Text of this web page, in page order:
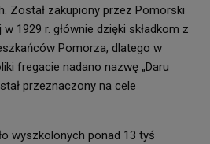
Został zakupiony przez Pomorski
1929 r. głównie dzięki składkom z
Pomorza, dlatego w
fregacie nadano nazwę „Daru
przeznaczony na cele
wyszkolonych ponad 13 tyś